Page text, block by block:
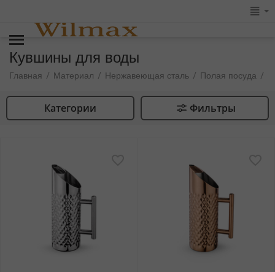
Кувшины для воды
Главная / Материал / Нержавеющая сталь / Полая посуда /
Категории Фильтры